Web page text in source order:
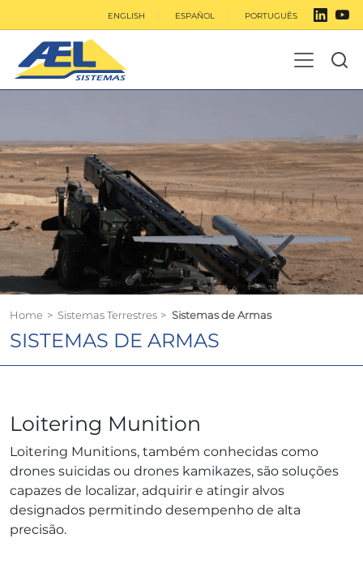
ENGLISH ESPAÑOL PORTUGUÊS
Home > Sistemas Terrestres> Sistemas de Armas
SISTEMAS DE ARMAS
Loitering Munition
Loitering Munitions, também conhecidas como
drones suicidas ou drones kamikazes, são soluções
capazes de localizar, adquirir e atingir alvos
designados permitindo desempenho de alta
precisão.